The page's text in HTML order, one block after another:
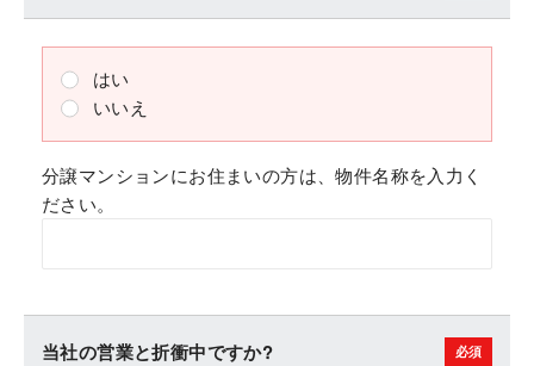
はい
いいえ
分譲マンションにお住まいの方は、物件名称を入力く
ださい。
当社の営業と折衝中ですか?